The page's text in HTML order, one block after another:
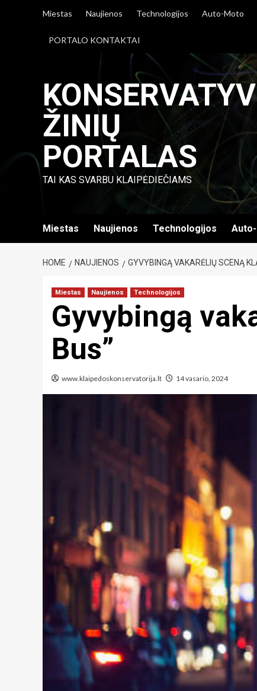
Miestas Naujienos Technologijos Auto-Moto
PORTALO KONTAKTAI
ŽINIŲ
PORTALAS
TAI KAS SVARBU KLAIPĖDIEČIAMS
Miestas Naujienos Technologijos
HOME NAUJIENOS GYVYBINGĄ VAKARĖLIŲ SCENĄ
Miestas Naujienos Technologijos
Gyvybingą
Bus”
www.klaipedoskonservatorija.lt 14 vasario, 2024